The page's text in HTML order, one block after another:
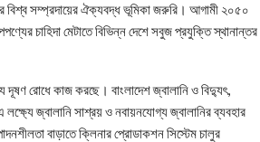
বিশ্ব সম্প্রদায়ের ঐক্যবদ্ধ ভূমিকা জরুরি। আগামী ২০৫০
চাহিদা মেটাতে বিভিন্ন দেশে সবুজ প্রযুক্তি স্থানান্তর
দূষণ রোধে কাজ করছে। বাংলাদেশ জ্বালানি ও বিদ্যুৎ,
জ্বালানি সাশ্রয় ও নবায়নযোগ্য জ্বালানির ব্যবহার
বাড়াতে ক্লিনার প্রোডাকশন সিস্টেম চালুর